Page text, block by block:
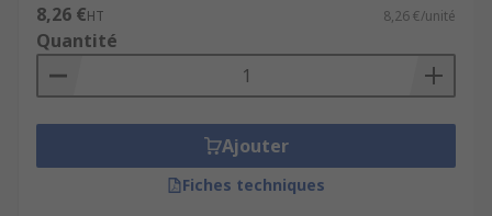
8,26 €HT 8,26 €/unité
Quantité
Ajouter
Fiches techniques